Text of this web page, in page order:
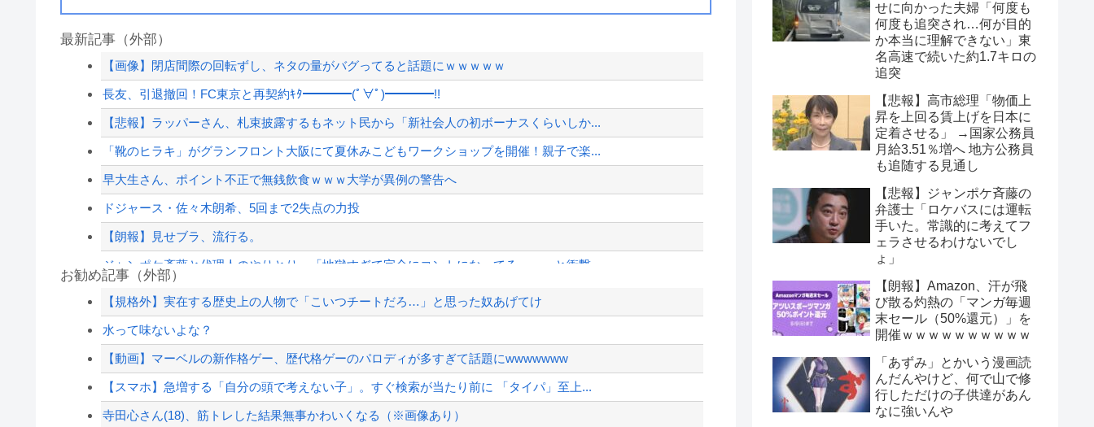
最新記事（外部）
【画像】閉店間際の回転ずし、ネタの量がバグってると話題にｗｗｗｗｗ
長友、引退撤回！FC東京と再契約ｷﾀ━━━━(ﾟ∀ﾟ)━━━━!!
【悲報】ラッパーさん、札束披露するもネット民から「新社会人の初ボーナスくらいしか...
「靴のヒラキ」がグランフロント大阪にて夏休みこどもワークショップを開催！親子で楽...
早大生さん、ポイント不正で無銭飲食ｗｗｗ大学が異例の警告へ
ドジャース・佐々木朗希、5回まで2失点の力投
【朗報】見せブラ、流行る。
ジャンポケ斎藤と代理人のやりとり、「地獄すぎて完全にコントになってる……」と衝撃...
【イオンモール熊本】 一転して話が変わってくる「従業員の避難誘導の証言が複数」イ...
飲み屋でケンカした相手をコロした男の弁護をした。そして数年後、因果応報を思わせる...
パさん「平和を願う式典なのに防弾ガラスと防弾バッグSPで囲まれた壇上でスピーチす...
イーロン・マスク←世界一の金持ちなのになんかあんまり「羨ましい」と感じない理由
【配信者】「金バエ」のSNS更新が1週間途絶え、様々な憶測が飛び交う。1週間ぶり...
お勧め記事（外部）
【規格外】実在する歴史上の人物で「こいつチートだろ…」と思った奴あげてけ
水って味ないよな？
【動画】マーベルの新作格ゲー、歴代格ゲーのパロディが多すぎて話題にwwwwwww
【スマホ】急増する「自分の頭で考えない子」。すぐ検索が当たり前に 「タイパ」至上...
寺田心さん(18)、筋トレした結果無事かわいくなる（※画像あり）
せに向かった夫婦「何度も
何度も追突され…何が目的
か本当に理解できない」東
名高速で続いた約1.7キロの
追突
【悲報】高市総理「物価上
昇を上回る賃上げを日本に
定着させる」 →国家公務員
月給3.51％増へ 地方公務員
も追随する見通し
【悲報】ジャンポケ斉藤の
弁護士「ロケバスには運転
手いた。常識的に考えてフ
ェラさせるわけないでし
ょ」
【朗報】Amazon、汗が飛
び散る灼熱の「マンガ毎週
末セール（50%還元）」を
開催ｗｗｗｗｗｗｗｗｗｗ
「あずみ」とかいう漫画読
んだんやけど、何で山で修
行しただけの子供達があん
なに強いんや